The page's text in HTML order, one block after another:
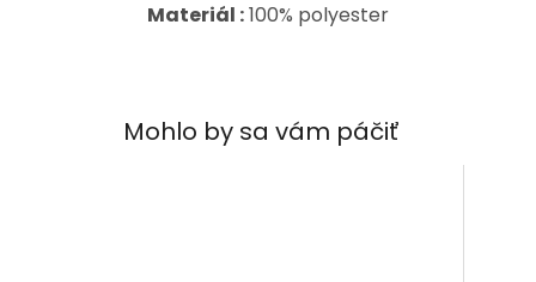
Mohlo by sa vám páčiť
Materiál :100% polyester